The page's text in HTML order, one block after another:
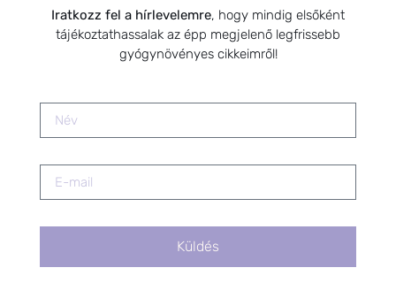
Iratkozz fel a hírlevelemre, hogy mindig elsőként
tájékoztathassalak az épp megjelenő legfrissebb
gyógynövényes cikkeimről!
Küldés